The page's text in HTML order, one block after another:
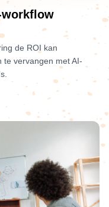
workflow
de ROI kan
vervangen met AI-